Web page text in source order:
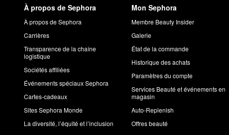
À propos de Sephora
À propos de Sephora
Carrières
Transparence de la chaîne
logistique
Sociétés affiliées
Événements spéciaux Sephora
Cartes-cadeaux
Sites Sephora Monde
La diversité, l’équité et l’inclusion
Mon Sephora
Membre Beauty Insider
Galerie
État de la commande
Historique des achats
Paramètres du compte
Services Beauté et événements en
magasin
Auto-Replenish
Offres beauté